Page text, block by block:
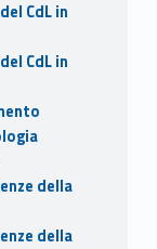
CdL in
CdL in
della
della